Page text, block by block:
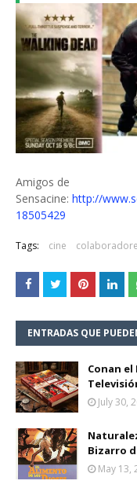
Amigos de
Sensacine: http://
18505429
Tags: cine
ENTRADAS QUE
Conan el
July 30,
Bizarro
May 13,